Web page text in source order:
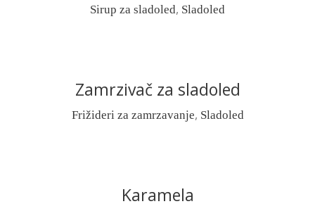
Sirup za sladoled, Sladoled
READ MORE
Zamrzivač za sladoled
Frižideri za zamrzavanje, Sladoled
READ MORE
Karamela